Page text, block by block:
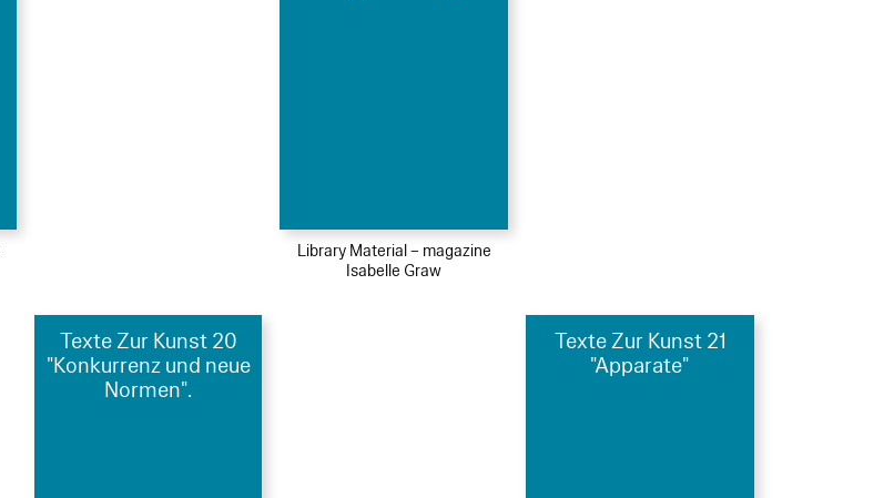
Library Material – magazine
Isabelle Graw
Texte Zur Kunst 20
"Konkurrenz und neue
Normen".
Texte Zur Kunst 21
"Apparate"